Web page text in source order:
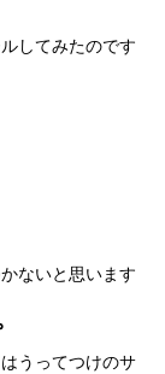
してみたのです
ないと思います
うってつけのサ